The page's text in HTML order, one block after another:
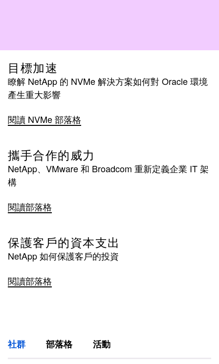
目標加速
瞭解 NetApp 的 NVMe 解決方案如何對 Oracle 環境
產生重大影響
閱讀 NVMe 部落格
攜手合作的威力
NetApp、VMware 和 Broadcom 重新定義企業 IT 架
構
閱讀部落格
保護客戶的資本支出
NetApp 如何保護客戶的投資
閱讀部落格
社群 部落格 活動